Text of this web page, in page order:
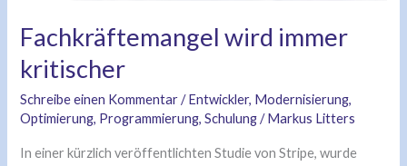
Fachkräftemangel wird immer
kritischer
Schreibe einen Kommentar /Entwickler, Modernisierung,
Optimierung, Programmierung,Schulung/Markus Litters
In einer kürzlich veröffentlichten Studie von Stripe, wurde